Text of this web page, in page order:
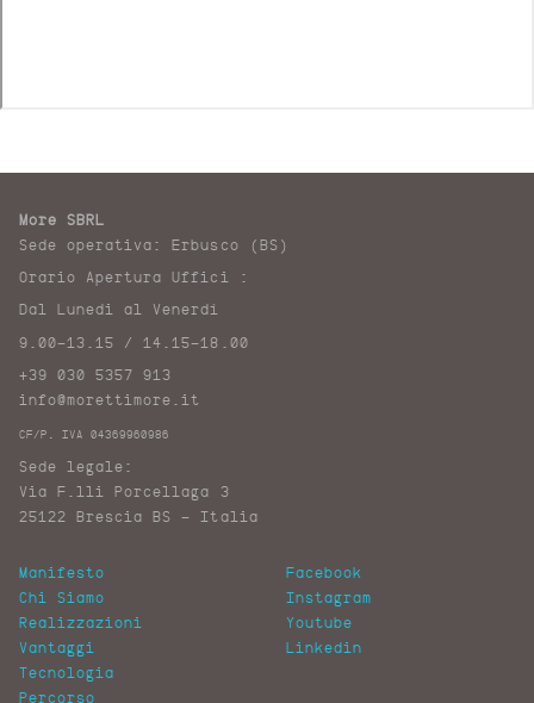
More SBRL
Sede operativa: Erbusco (BS)
Orario Apertura Uffici :
Dal Lunedi al Venerdì
9.00-13.15 / 14.15-18.00
+39 030 5357 913
info@morettimore.it
CF/P. IVA 04369960986
Sede legale:
Via F.lli Porcellaga 3
25122 Brescia BS – Italia
Manifesto
Chi Siamo
Realizzazioni
Vantaggi
Tecnologia
Percorso
Facebook
Instagram
Youtube
Linkedin